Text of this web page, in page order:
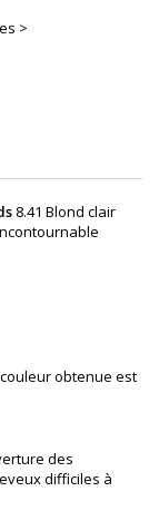
>
8.41 Blond clair
obtenue est
des
difficiles à